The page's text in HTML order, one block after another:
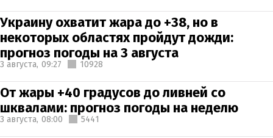
Украину охватит жара до +38, но в
некоторых областях пройдут дожди:
прогноз погоды на 3 августа
3 августа, 09:27 10928
От жары +40 градусов до ливней со
шквалами: прогноз погоды на неделю
3 августа, 08:00 5441